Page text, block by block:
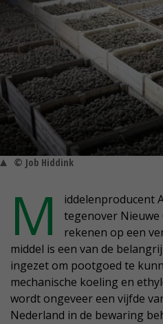
© Job Hiddink
M
iddelenproducent
tegenover
rekenen op een
middel is een van de
ingezet om pootgoed te
mechanische koeling en
wordt ongeveer een vijfde
Nederland in de bewaring